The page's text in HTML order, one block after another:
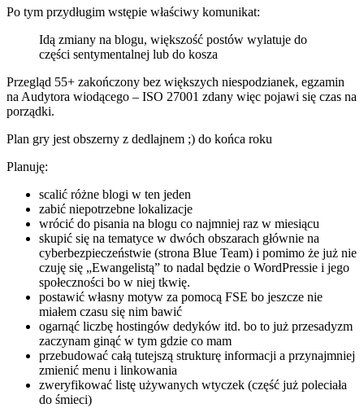
Po tym przydługim wstępie właściwy komunikat:
Idą zmiany na blogu, większość postów wylatuje do
części sentymentalnej lub do kosza
Przegląd 55+ zakończony bez większych niespodzianek, egzamin
na Audytora wiodącego – ISO 27001 zdany więc pojawi się czas na
porządki.
Plan gry jest obszerny z dedlajnem ;) do końca roku
Planuję:
scalić różne blogi w ten jeden
zabić niepotrzebne lokalizacje
wrócić do pisania na blogu co najmniej raz w miesiącu
skupić się na tematyce w dwóch obszarach głównie na
cyberbezpieczeństwie (strona Blue Team) i pomimo że już nie
czuję się „Ewangelistą” to nadal będzie o WordPressie i jego
społeczności bo w niej tkwię.
postawić własny motyw za pomocą FSE bo jeszcze nie
miałem czasu się nim bawić
ogarnąć liczbę hostingów dedyków itd. bo to już przesadyzm
zaczynam ginąć w tym gdzie co mam
przebudować całą tutejszą strukturę informacji a przynajmniej
zmienić menu i linkowania
zweryfikować listę używanych wtyczek (część już poleciała
do śmieci)